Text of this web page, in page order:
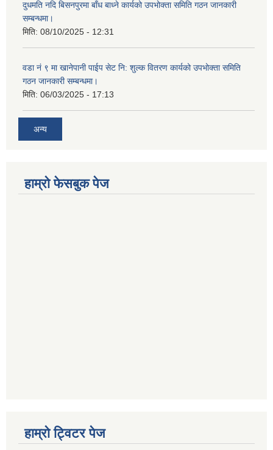
दुधमति नदि बिसनपुरमा बाँध बाध्ने कार्यको उपभोक्ता समिति गठन जानकारी
सम्बन्धमा।
मिति: 08/10/2025 - 12:31
वडा नं ९ मा खानेपानी पाईप सेट नि: शुल्क वितरण कार्यको उपभोक्ता समिति
गठन जानकारी सम्बन्धमा।
मिति: 06/03/2025 - 17:13
अन्य
हाम्राे फेसबुक पेज
हाम्राे ट्विटर पेज